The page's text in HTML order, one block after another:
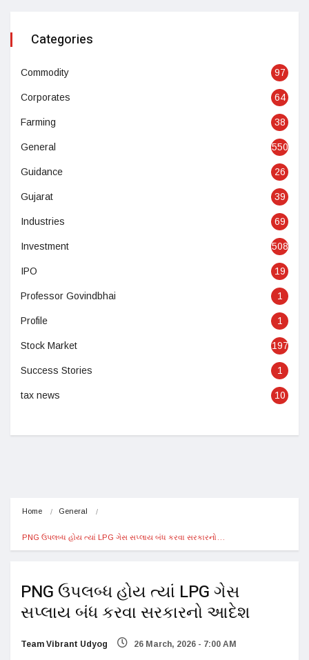
Categories
Commodity 97
Corporates 64
Farming 38
General 550
Guidance 26
Gujarat 39
Industries 69
Investment 508
IPO 19
Professor Govindbhai 1
Profile 1
Stock Market 197
Success Stories 1
tax news 10
Home General
PNG ઉપલબ્ધ હોય ત્યાં LPG ગેસ સપ્લાય બંધ કરવા સરકારનો…
PNG ઉપલબ્ધ હોય ત્યાં LPG ગેસ
સપ્લાય બંધ કરવા સરકારનો આદેશ
Team Vibrant Udyog 26 March, 2026 - 7:00 AM